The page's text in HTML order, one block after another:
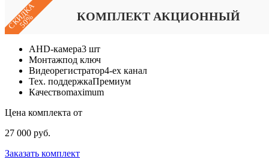
СКИДКА
50% КОМПЛЕКТ АКЦИОННЫЙ
AHD-камера3 шт
Монтажпод ключ
Видеорегистратор4-ех канал
Тех. поддержкаПремиум
Качествоmaximum
Цена комплекта от
27 000 руб.
Заказать комплект